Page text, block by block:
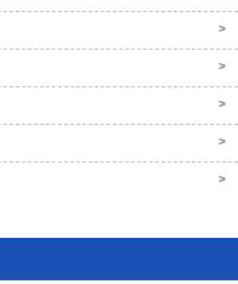
>
>
>
>
>